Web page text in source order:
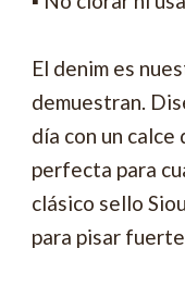
El denim es
demuestran.
día con un calce
perfecta para
clásico sello
para pisar